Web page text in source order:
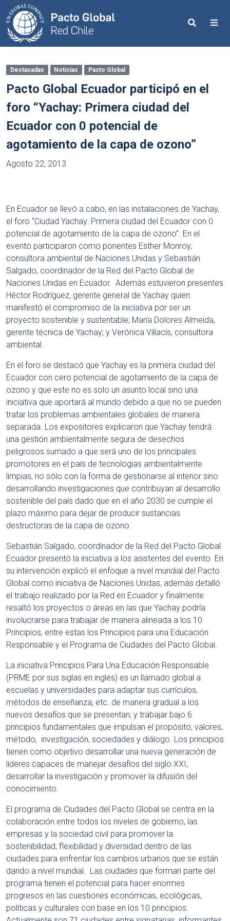
Search
Destacadas Noticias Pacto Global
Pacto Global Ecuador participó en el
foro “Yachay: Primera ciudad del
Ecuador con 0 potencial de
agotamiento de la capa de ozono”
Agosto 22, 2013
En Ecuador se llevó a cabo, en las instalaciones de Yachay,
el foro “Ciudad Yachay: Primera ciudad del Ecuador con 0
potencial de agotamiento de la capa de ozono”. En el
evento participaron como ponentes Esther Monroy,
consultora ambiental de Naciones Unidas y Sebastián
Salgado, coordinador de la Red del Pacto Global de
Naciones Unidas en Ecuador. Además estuvieron presentes
Héctor Rodríguez, gerente general de Yachay quien
manifestó el compromiso de la iniciativa por ser un
proyecto sostenible y sustentable; María Dolores Almeida,
gerente técnica de Yachay; y Verónica Villacís, consultora
ambiental.
En el foro se destacó que Yachay es la primera ciudad del
Ecuador con cero potencial de agotamiento de la capa de
ozono y que este no es solo un asunto local sino una
iniciativa que aportará al mundo debido a que no se pueden
tratar los problemas ambientales globales de manera
separada. Los expositores explicaron que Yachay tendrá
una gestión ambientalmente segura de desechos
peligrosos sumado a que será uno de los principales
promotores en el país de tecnologías ambientalmente
limpias, no sólo con la forma de gestionarse al interior sino
desarrollando investigaciones que contribuyan al desarrollo
sostenible del país dado que en el año 2030 se cumple el
plazo máximo para dejar de producir sustancias
destructoras de la capa de ozono.
Sebastián Salgado, coordinador de la Red del Pacto Global
Ecuador presentó la iniciativa a los asistentes del evento. En
su intervención explicó el enfoque a nivel mundial del Pacto
Global como iniciativa de Naciones Unidas, además detalló
el trabajo realizado por la Red en Ecuador y finalmente
resaltó los proyectos o áreas en las que Yachay podría
involucrarse para trabajar de manera alineada a los 10
Principios, entre estas los Principios para una Educación
Responsable y el Programa de Ciudades del Pacto Global.
La iniciativa Principios Para Una Educación Responsable
(PRME por sus siglas en inglés) es un llamado global a
escuelas y universidades para adaptar sus currículos,
métodos de enseñanza, etc. de manera gradual a los
nuevos desafíos que se presentan; y trabajar bajo 6
principios fundamentales que impulsan el propósito, valores,
método, investigación, sociedades y diálogo. Los principios
tienen como objetivo desarrollar una nueva generación de
líderes capaces de manejar desafíos del siglo XXI,
desarrollar la investigación y promover la difusión del
conocimiento.
El programa de Ciudades del Pacto Global se centra en la
colaboración entre todos los niveles de gobierno, las
empresas y la sociedad civil para promover la
sostenibilidad, flexibilidad y diversidad dentro de las
ciudades para enfrentar los cambios urbanos que se están
dando a nivel mundial. Las ciudades que forman parte del
programa tienen el potencial para hacer enormes
progresos en las cuestiones económicas, ecológicas,
políticas y culturales con base en los 10 principios.